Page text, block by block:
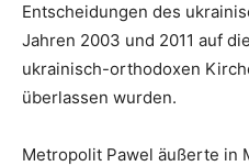
Entscheidungen des
Jahren 2003 und 2011 auf
ukrainisch-orthodoxen
überlassen wurden.
Metropolit Pawel äußerte in